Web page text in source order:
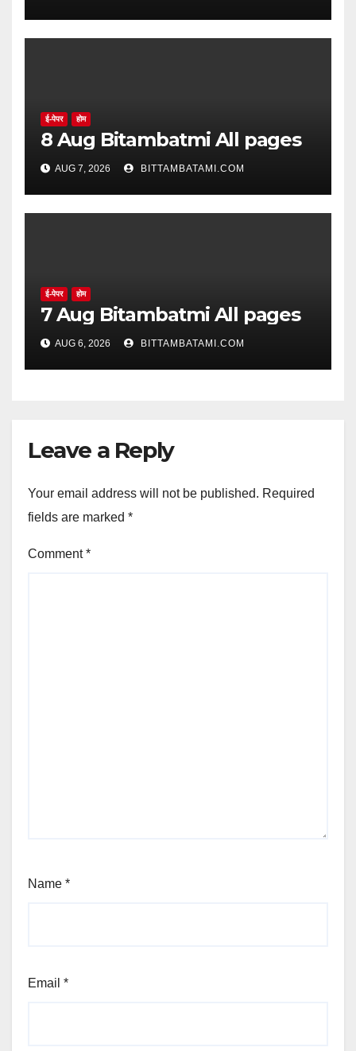
ई-पेपर होम
8 Aug Bitambatmi All pages
AUG 7, 2026 BITTAMBATAMI.COM
ई-पेपर होम
7 Aug Bitambatmi All pages
AUG 6, 2026 BITTAMBATAMI.COM
Leave a Reply
Your email address will not be published. Required
fields are marked *
Comment*
Name *
Email *